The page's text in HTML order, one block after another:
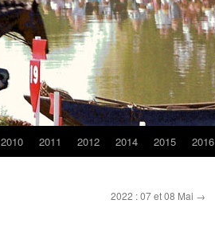
2010 2011 2012 2014 2015 2016
2022 : 07 et 08 Mai →